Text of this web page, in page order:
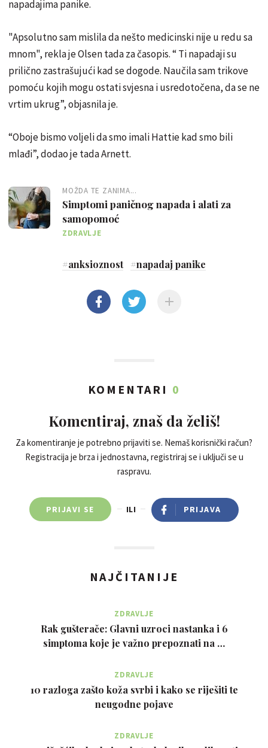
napadajima panike.
"Apsolutno sam mislila da nešto medicinski nije u redu sa
mnom", rekla je Olsen tada za časopis. “ Ti napadaji su
prilično zastrašujući kad se dogode. Naučila sam trikove
pomoću kojih mogu ostati svjesna i usredotočena, da se ne
vrtim ukrug”, objasnila je.
“Oboje bismo voljeli da smo imali Hattie kad smo bili
mlađi”, dodao je tada Arnett.
MOŽDA TE ZANIMA...
Simptomi paničnog napada i alati za
samopomoć
ZDRAVLJE
#anksioznost #napadaj panike
KOMENTARI 0
Komentiraj, znaš da želiš!
Za komentiranje je potrebno prijaviti se. Nemaš korisnički račun?
Registracija je brza i jednostavna, registriraj se i uključi se u
raspravu.
PRIJAVI SE ILI PRIJAVA
NAJČITANIJE
ZDRAVLJE
Rak gušterače: Glavni uzroci nastanka i 6
simptoma koje je važno prepoznati na …
ZDRAVLJE
10 razloga zašto koža svrbi i kako se riješiti te
neugodne pojave
ZDRAVLJE